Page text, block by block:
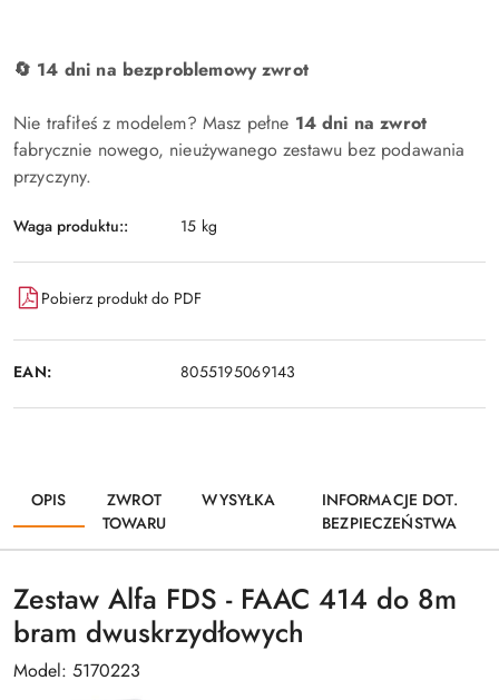
🔄 14 dni na bezproblemowy zwrot
Nie trafiłeś z modelem? Masz pełne 14 dni na zwrot
fabrycznie nowego, nieużywanego zestawu bez podawania
przyczyny.
Waga produktu:: 15 kg
Pobierz produkt do PDF
EAN: 8055195069143
OPIS
ZWROT
TOWARU
WYSYŁKA
INFORMACJE DOT.
BEZPIECZEŃSTWA
Zestaw Alfa FDS - FAAC 414 do 8m
bram dwuskrzydłowych
Model: 5170223